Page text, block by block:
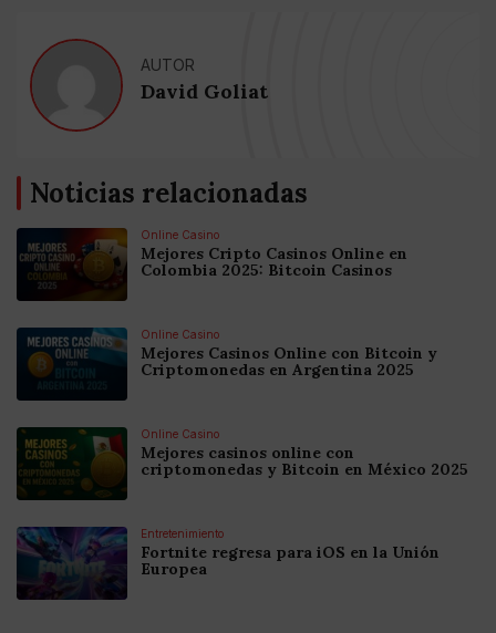
AUTOR
David Goliat
Noticias relacionadas
Online Casino
Mejores Cripto Casinos Online en
Colombia 2025: Bitcoin Casinos
Online Casino
Mejores Casinos Online con Bitcoin y
Criptomonedas en Argentina 2025
Online Casino
Mejores casinos online con
criptomonedas y Bitcoin en México 2025
Entretenimiento
Fortnite regresa para iOS en la Unión
Europea